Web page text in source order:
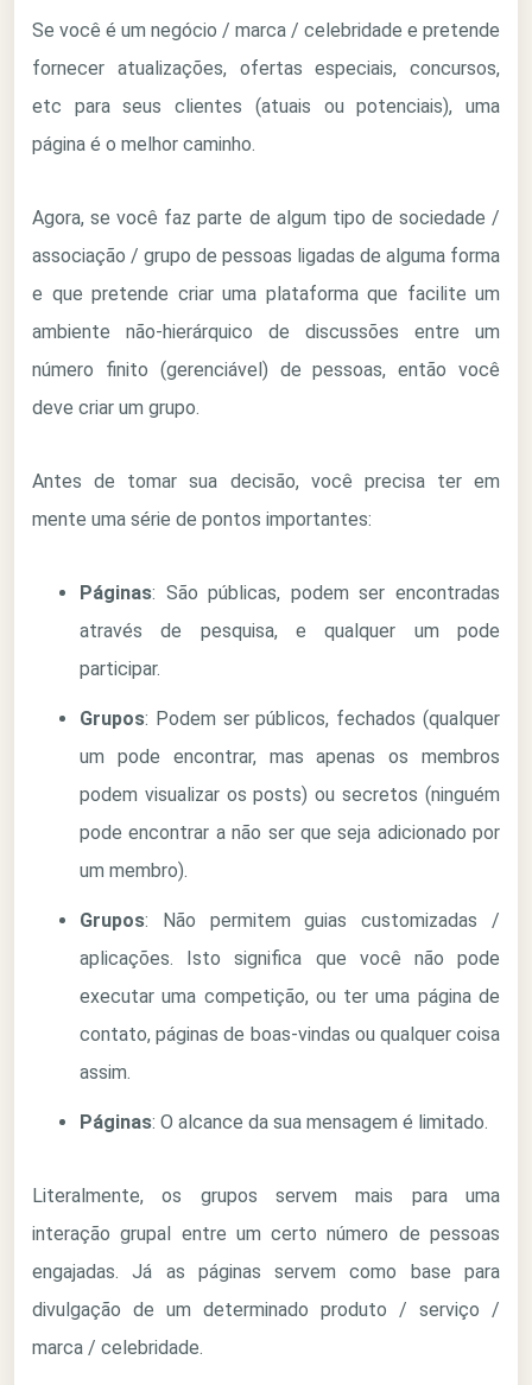
Se você é um negócio / marca / celebridade e pretende
fornecer atualizações, ofertas especiais, concursos,
etc para seus clientes (atuais ou potenciais), uma
página é o melhor caminho.
Agora, se você faz parte de algum tipo de sociedade /
associação / grupo de pessoas ligadas de alguma forma
e que pretende criar uma plataforma que facilite um
ambiente não-hierárquico de discussões entre um
número finito (gerenciável) de pessoas, então você
deve criar um grupo.
Antes de tomar sua decisão, você precisa ter em
mente uma série de pontos importantes:
Páginas: São públicas, podem ser encontradas
através de pesquisa, e qualquer um pode
participar.
Grupos: Podem ser públicos, fechados (qualquer
um pode encontrar, mas apenas os membros
podem visualizar os posts) ou secretos (ninguém
pode encontrar a não ser que seja adicionado por
um membro).
Grupos: Não permitem guias customizadas /
aplicações. Isto significa que você não pode
executar uma competição, ou ter uma página de
contato, páginas de boas-vindas ou qualquer coisa
assim.
Páginas: O alcance da sua mensagem é limitado.
Literalmente, os grupos servem mais para uma
interação grupal entre um certo número de pessoas
engajadas. Já as páginas servem como base para
divulgação de um determinado produto / serviço /
marca / celebridade.